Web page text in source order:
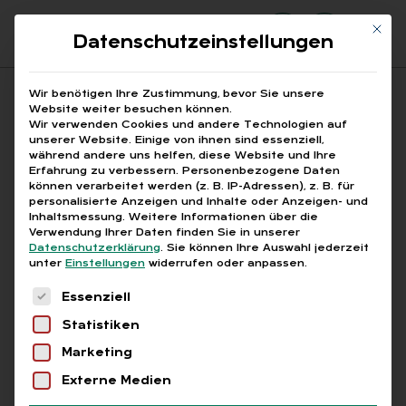
Suchfeld
Suchen
Breadcrumb-Navigation
STARTSEITE
PRINTAUSGABEN
TITELTHEMA: DIE PERFEKTE REISE. ALLES …
IM DIENSTE DES MENSCHEN
Abo
Im Diens­te des Men­
schen
Mit
Datenschutzeinstellungen
Wir benötigen Ihre Zustimmung, bevor Sie unsere
Website weiter besuchen können.
Wir verwenden Cookies und andere Technologien auf
unserer Website. Einige von ihnen sind essenziell,
während andere uns helfen, diese Website und Ihre
Erfahrung zu verbessern. Personenbezogene Daten
können verarbeitet werden (z. B. IP-Adressen), z. B. für
personalisierte Anzeigen und Inhalte oder Anzeigen- und
Inhaltsmessung. Weitere Informationen über die
Verwendung Ihrer Daten finden Sie in unserer
Datenschutzerklärung. Sie können Ihre Auswahl jederzeit
unter Einstellungen widerrufen oder anpassen.
Es folgt eine Liste der Service-Gruppen, für
Essenziell
Statistiken
Marketing
Externe Medien